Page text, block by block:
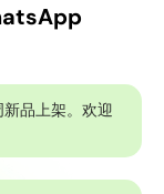
品上架。欢迎